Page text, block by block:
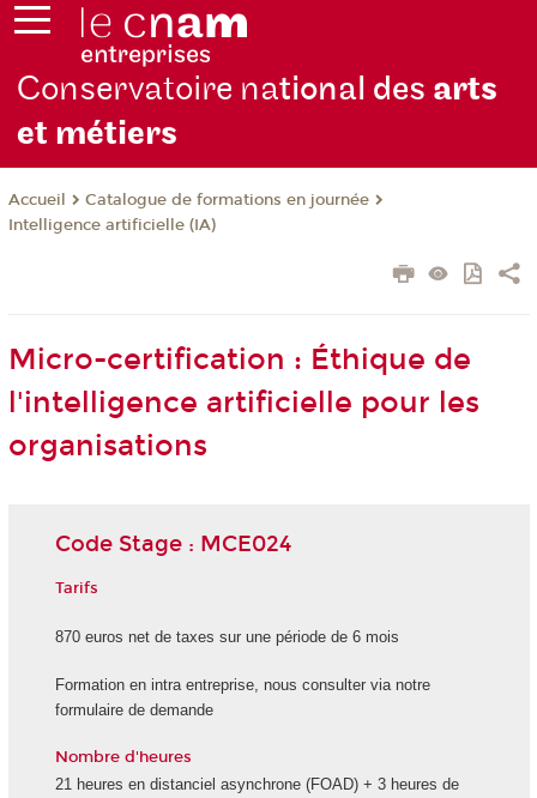
Conservatoire national des arts
et métiers
Accueil
Catalogue de formations en journée
Intelligence artificielle (IA)
Micro-certification : Éthique de
l'intelligence artificielle pour les
organisations
Code Stage : MCE024
Tarifs
870 euros net de taxes sur une période de 6 mois
Formation en intra entreprise, nous consulter via notre
formulaire de demande
Nombre d'heures
21 heures en distanciel asynchrone (FOAD) + 3 heures de